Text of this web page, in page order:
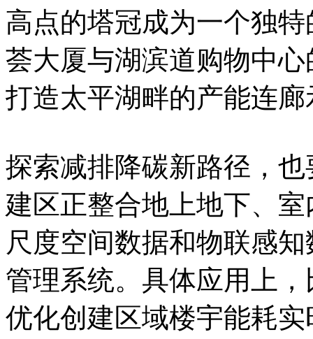
高点的塔冠成为一个独
荟大厦与湖滨道购物中
打造太平湖畔的产能连廊
探索减排降碳新路径，
建区正整合地上地下、
尺度空间数据和物联感
管理系统。具体应用上
优化创建区域楼宇能耗